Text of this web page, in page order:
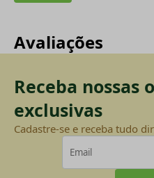
Avaliações
Receba nossas
exclusivas
Cadastre-se e receba tudo